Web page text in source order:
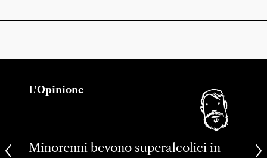
L'Opinione
Minorenni bevono superalcolici in